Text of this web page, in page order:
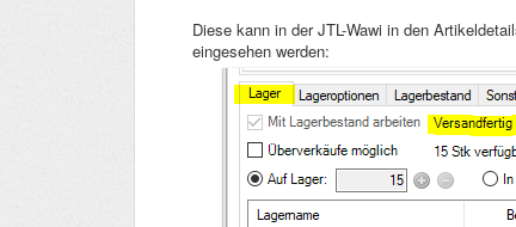
Diese kann in der JTL-Wawi in den
eingesehen werden: